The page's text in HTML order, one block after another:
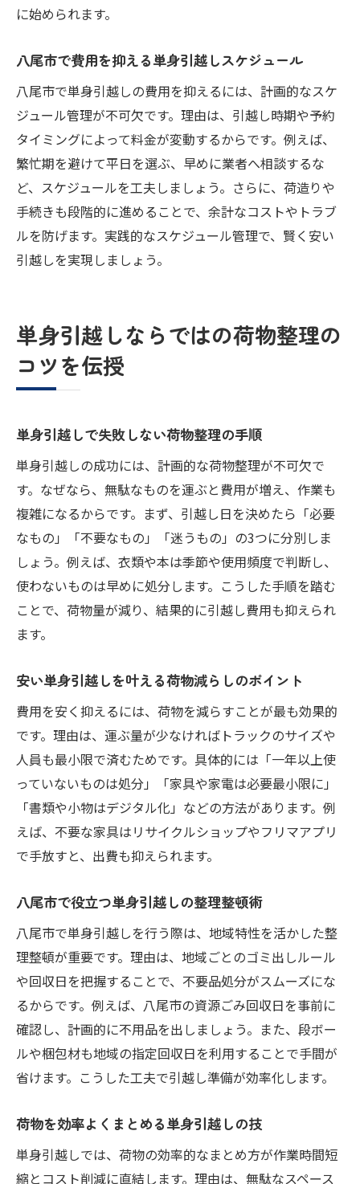
に始められます。
八尾市で費用を抑える単身引越しスケジュール
八尾市で単身引越しの費用を抑えるには、計画的なスケ
ジュール管理が不可欠です。理由は、引越し時期や予約
タイミングによって料金が変動するからです。例えば、
繁忙期を避けて平日を選ぶ、早めに業者へ相談するな
ど、スケジュールを工夫しましょう。さらに、荷造りや
手続きも段階的に進めることで、余計なコストやトラブ
ルを防げます。実践的なスケジュール管理で、賢く安い
引越しを実現しましょう。
単身引越しならではの荷物整理の
コツを伝授
単身引越しで失敗しない荷物整理の手順
単身引越しの成功には、計画的な荷物整理が不可欠で
す。なぜなら、無駄なものを運ぶと費用が増え、作業も
複雑になるからです。まず、引越し日を決めたら「必要
なもの」「不要なもの」「迷うもの」の3つに分別しま
しょう。例えば、衣類や本は季節や使用頻度で判断し、
使わないものは早めに処分します。こうした手順を踏む
ことで、荷物量が減り、結果的に引越し費用も抑えられ
ます。
安い単身引越しを叶える荷物減らしのポイント
費用を安く抑えるには、荷物を減らすことが最も効果的
です。理由は、運ぶ量が少なければトラックのサイズや
人員も最小限で済むためです。具体的には「一年以上使
っていないものは処分」「家具や家電は必要最小限に」
「書類や小物はデジタル化」などの方法があります。例
えば、不要な家具はリサイクルショップやフリマアプリ
で手放すと、出費も抑えられます。
八尾市で役立つ単身引越しの整理整頓術
八尾市で単身引越しを行う際は、地域特性を活かした整
理整頓が重要です。理由は、地域ごとのゴミ出しルール
や回収日を把握することで、不要品処分がスムーズにな
るからです。例えば、八尾市の資源ごみ回収日を事前に
確認し、計画的に不用品を出しましょう。また、段ボー
ルや梱包材も地域の指定回収日を利用することで手間が
省けます。こうした工夫で引越し準備が効率化します。
荷物を効率よくまとめる単身引越しの技
単身引越しでは、荷物の効率的なまとめ方が作業時間短
縮とコスト削減に直結します。理由は、無駄なスペース